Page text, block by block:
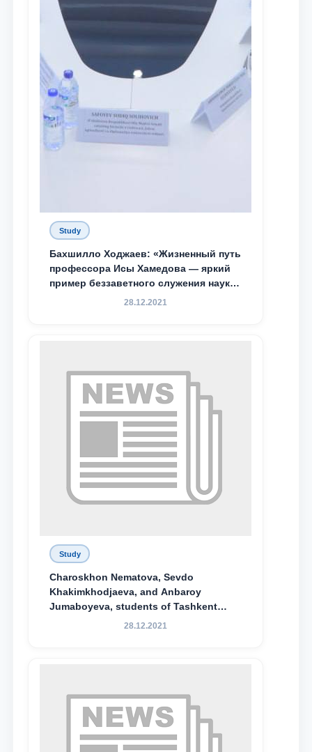
Study
Бахшилло Ходжаев: «Жизненный путь
профессора Исы Хамедова — яркий
пример беззаветного служения науке,
Родине и воспитанию молодого
28.12.2021
Study
Charoskhon Nematova, Sevdo
Khakimkhodjaeva, and Anbaroy
Jumaboyeva, students of Tashkent
State University of Law, along with
Special Scholarship.
28.12.2021